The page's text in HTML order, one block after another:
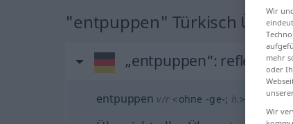
"entpuppen" Türkisch
„entpuppen“: reflexives
entpuppen v/r <ohne -ge-; h.>
Wir
mehr
oder
Wir